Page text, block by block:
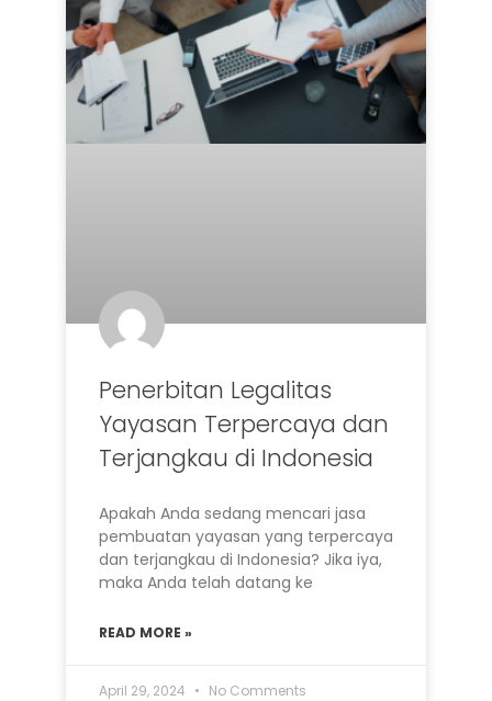
Penerbitan Legalitas
Yayasan Terpercaya dan
Terjangkau di Indonesia
Apakah Anda sedang mencari jasa
pembuatan yayasan yang terpercaya
dan terjangkau di Indonesia? Jika iya,
maka Anda telah datang ke
READ MORE »
April 29, 2024 No Comments